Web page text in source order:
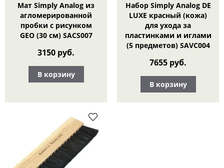
Мат Simply Analog из
агломерированной
пробки с рисунком
GEO (30 см) SACS007
3150 руб.
В корзину
Набор Simply Analog DE
LUXE красный (кожа)
для ухода за
пластинками и иглами
(5 предметов) SAVC004
7655 руб.
В корзину